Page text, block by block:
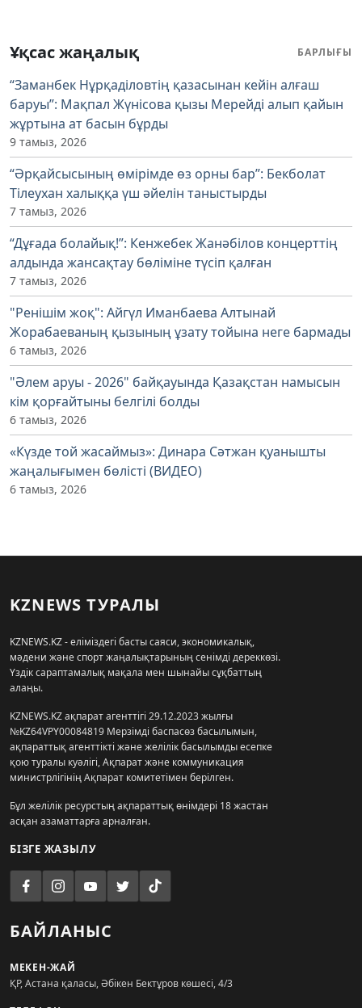
Ұқсас жаңалық БАРЛЫҒЫ
“Заманбек Нұрқаділовтің қазасынан кейін алғаш
баруы”: Мақпал Жүнісова қызы Мерейді алып қайын
жұртына ат басын бұрды
9 тамыз, 2026
“Әрқайсысының өмірімде өз орны бар”: Бекболат
Тілеухан халыққа үш әйелін таныстырды
7 тамыз, 2026
“Дұғада болайық!”: Кенжебек Жанәбілов концерттің
алдында жансақтау бөліміне түсіп қалған
7 тамыз, 2026
"Ренішім жоқ": Айгүл Иманбаева Алтынай
Жорабаеваның қызының ұзату тойына неге бармады
6 тамыз, 2026
"Әлем аруы - 2026" байқауында Қазақстан намысын
кім қорғайтыны белгілі болды
6 тамыз, 2026
«Күзде той жасаймыз»: Динара Сәтжан қуанышты
жаңалығымен бөлісті (ВИДЕО)
6 тамыз, 2026
KZNEWS ТУРАЛЫ
KZNEWS.KZ - еліміздегі басты саяси, экономикалық,
мәдени және спорт жаңалықтарының сенімді дереккөзі.
Үздік сараптамалық мақала мен шынайы сұқбаттың
алаңы.
KZNEWS.KZ ақпарат агенттігі 29.12.2023 жылғы
№KZ64VPY00084819 Мерзімді баспасөз басылымын,
ақпараттық агенттікті және желілік басылымды есепке
қою туралы куәлігі, Ақпарат және коммуникация
министрлігінің Ақпарат комитетімен берілген.
Бұл желілік ресурстың ақпараттық өнімдері 18 жастан
асқан азаматтарға арналған.
БІЗГЕ ЖАЗЫЛУ
БАЙЛАНЫС
МЕКЕН-ЖАЙ
ҚР, Астана қаласы, Әбікен Бектұров көшесі, 4/3